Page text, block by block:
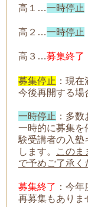
高１…一時停止
高２…一時停止
高３…募集終了
募集停止 ：現
今後再開する場
一時停止 ： 多数
一時的に募集を
験受講者の入塾
します。
このま
で予めご了承く
募集終了 ：今
再募集もありま